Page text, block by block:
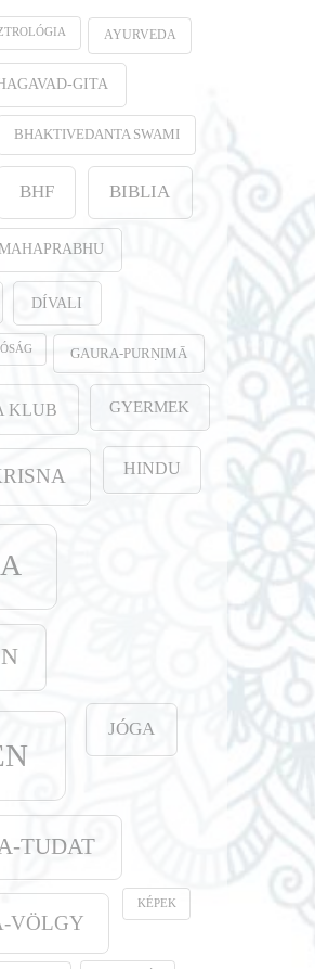
AYURVEDA
GITA
BHAKTIVEDANTA SWAMI
BHF BIBLIA
DÍVALI
GAURA-PURṆIMĀ
KLUB GYERMEK
HINDU
JÓGA
TUDAT
VÖLGY
KÉPEK